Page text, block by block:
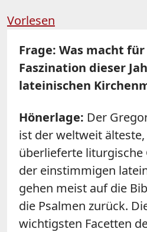
Vorlesen
Frage: Was macht für
Faszination dieser
lateinischen
Hönerlage: Der
ist der weltweit
überlieferte liturgische
der einstimmigen
gehen meist auf die
die Psalmen zurück.
wichtigsten Facetten